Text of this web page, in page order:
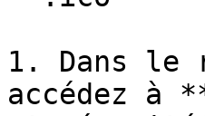
1. Dans le
accédez à